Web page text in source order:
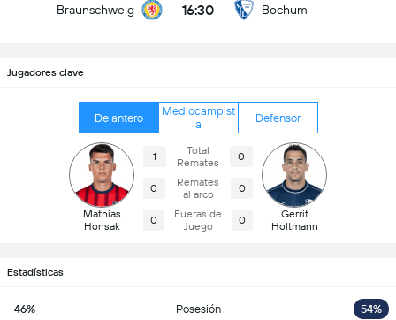
Braunschweig 16:30 Bochum
Jugadores clave
Delantero
Mediocampist
a
Defensor
Mathias
Honsak
1
Total
Remates
0
0
Remates
al arco
0
0
Fueras de
Juego
0
Gerrit
Holtmann
Estadísticas
46% Posesión 54%